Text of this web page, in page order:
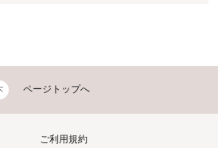
ページトップへ
ご利用規約